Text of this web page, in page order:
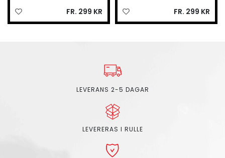
FR. 299 KR
FR. 299 KR
LEVERANS 2-5 DAGAR
LEVERERAS I RULLE